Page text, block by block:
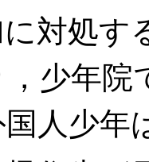
対処す
少年院
人少年